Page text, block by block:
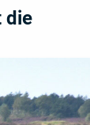
die